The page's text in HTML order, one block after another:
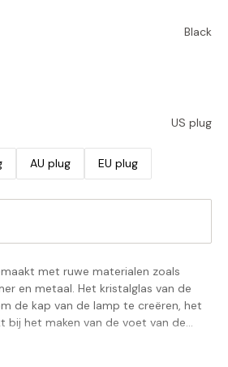
Black
US plug
AU plug EU plug
met ruwe materialen zoals
en metaal. Het kristalglas van de
de kap van de lamp te creëren, het
bij het maken van de voet van de
te hebben. De basisafwerking is in
douanerechten, lokale